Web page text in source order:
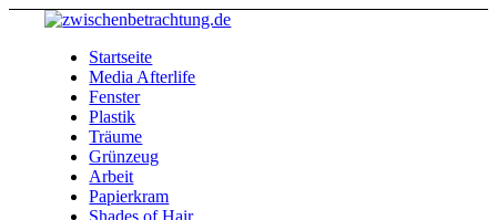
Startseite
Media Afterlife
Fenster
Plastik
Träume
Grünzeug
Arbeit
Papierkram
Shades of Hair